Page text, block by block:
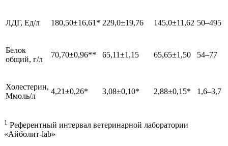
ЛДГ, Ед/л 180,50±16,61* 229,0±19,76 145,0±11,62 50–495
Белок
общий, г/л
70,70±0,96** 65,11±1,15 65,65±1,50 54–77
Холестерин,
Ммоль/л
4,21±0,26* 3,08±0,10* 2,88±0,15* 1,6–3,7
1 Референтный интервал ветеринарной лаборатории
«Айболит-lab»